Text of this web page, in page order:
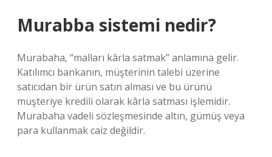
Murabba sistemi nedir?
Murabaha, “malları kârla satmak” anlamına gelir.
Katılımcı bankanın, müşterinin talebi üzerine
satıcıdan bir ürün satın alması ve bu ürünü
müşteriye kredili olarak kârla satması işlemidir.
Murabaha vadeli sözleşmesinde altın, gümüş veya
para kullanmak caiz değildir.